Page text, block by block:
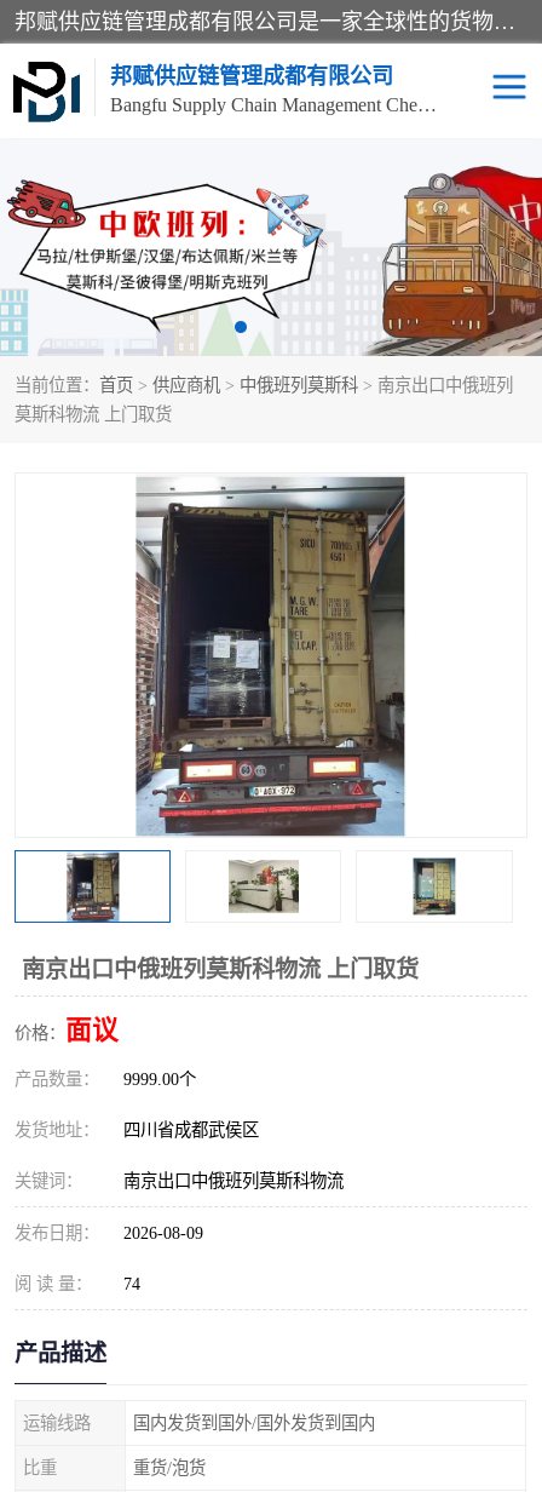
邦赋供应链管理成都有限公司是一家全球性的货物运输代理公司，主要从事：波兰中欧班列、德国中欧班列、出口莫斯科班列、中欧班列进口、蓉欧铁路、成都出口空运等业务，同时亦提供报关、报检、仓储、码头操作等服务。
邦赋供应链管理成都有限公司
Bangfu Supply Chain Management Chengdu Co.,LTD
当前位置： 首页 > 供应商机 > 中俄班列莫斯科 > 南京出口中俄班列
莫斯科物流 上门取货
南京出口中俄班列莫斯科物流 上门取货
价格： 面议
产品数量： 9999.00个
发货地址： 四川省成都武侯区
关键词： 南京出口中俄班列莫斯科物流
发布日期： 2026-08-09
阅 读 量： 74
产品描述
运输线路 国内发货到国外/国外发货到国内
比重 重货/泡货
进出口门到门 成都中欧班列
国际汽运 国际空运
食品进口物流清关 南美海运
化妆品进口清关物流 国际海运
中俄铁路班列 中欧班列进口红酒啤酒
蓉欧班列进口机械设备 马来西亚物流
铁路出口拼箱/整柜
中俄班列莫斯科